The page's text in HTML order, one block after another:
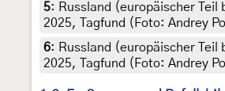
5: Russland (europäischer
2025, Tagfund (Foto: Andrey
6: Russland (europäischer
2025, Tagfund (Foto: Andrey